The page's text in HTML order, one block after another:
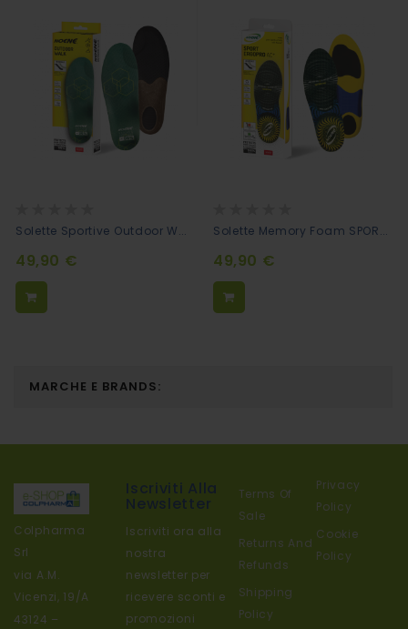
0% Solette Sportive Outdoor Walk
49,90 €
0% Solette Memory Foam SPORT - ERGOPRO AC+
49,90 €
MARCHE E BRANDS:
Colpharma
Srl
via A.M.
Vicenzi, 19/A
43124 –
Iscriviti ora alla
nostra
newsletter per
ricevere sconti e
promozioni
Terms Of
Sale
Returns And
Refunds
Shipping
Policy
Privacy
Policy
Cookie
Policy